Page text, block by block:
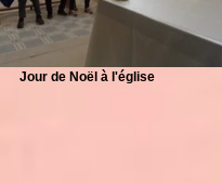
Jour de Noël à l'église